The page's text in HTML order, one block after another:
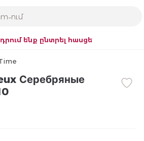
ենք ընտրել հասցե
Серебряные